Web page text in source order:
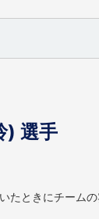
) 選手
ときにチーム